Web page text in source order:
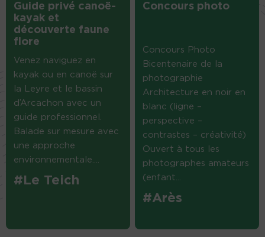
Guide privé canoë-
kayak et
découverte faune
flore
Venez naviguez en
kayak ou en canoë sur
la Leyre et le bassin
d’Arcachon avec un
guide professionnel.
Balade sur mesure avec
une approche
environnementale....
#Le Teich
Concours photo
Concours Photo
Bicentenaire de la
photographie
Architecture en noir en
blanc (ligne –
perspective –
contrastes – créativité)
Ouvert à tous les
photographes amateurs
(enfant...
#Arès